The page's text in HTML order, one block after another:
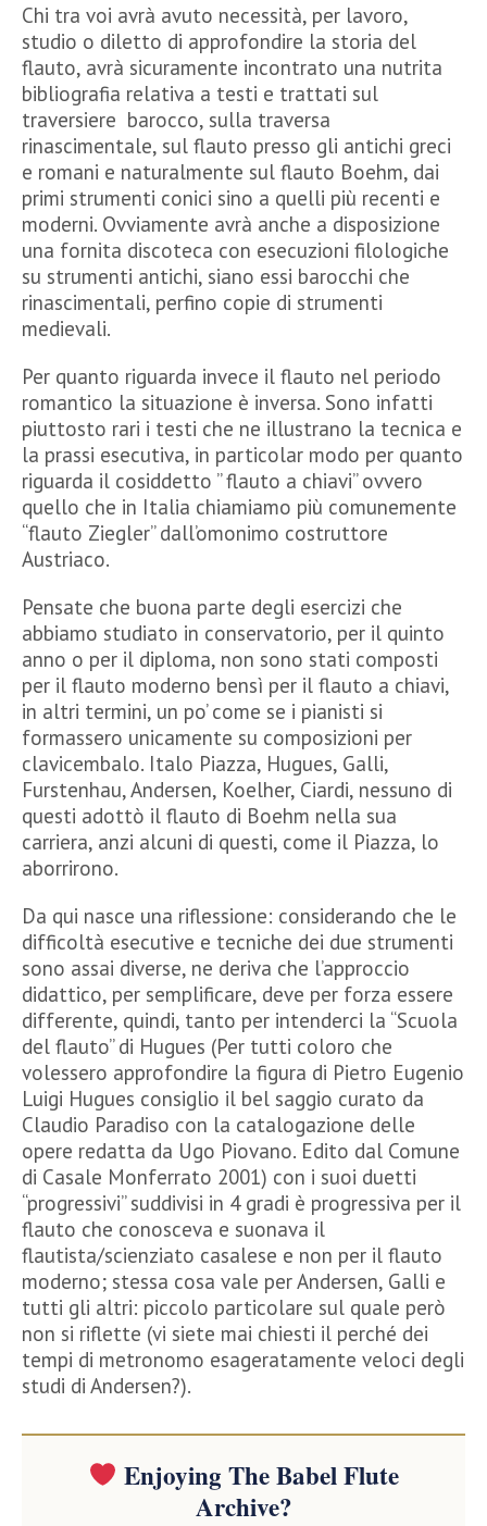
Chi tra voi avrà avuto necessità, per lavoro,
studio o diletto di approfondire la storia del
flauto, avrà sicuramente incontrato una nutrita
bibliografia relativa a testi e trattati sul
traversiere barocco, sulla traversa
rinascimentale, sul flauto presso gli antichi greci
e romani e naturalmente sul flauto Boehm, dai
primi strumenti conici sino a quelli più recenti e
moderni. Ovviamente avrà anche a disposizione
una fornita discoteca con esecuzioni filologiche
su strumenti antichi, siano essi barocchi che
rinascimentali, perfino copie di strumenti
medievali.
Per quanto riguarda invece il flauto nel periodo
romantico la situazione è inversa. Sono infatti
piuttosto rari i testi che ne illustrano la tecnica e
la prassi esecutiva, in particolar modo per quanto
riguarda il cosiddetto ” flauto a chiavi” ovvero
quello che in Italia chiamiamo più comunemente
“flauto Ziegler” dall’omonimo costruttore
Austriaco.
Pensate che buona parte degli esercizi che
abbiamo studiato in conservatorio, per il quinto
anno o per il diploma, non sono stati composti
per il flauto moderno bensì per il flauto a chiavi,
in altri termini, un po’ come se i pianisti si
formassero unicamente su composizioni per
clavicembalo. Italo Piazza, Hugues, Galli,
Furstenhau, Andersen, Koelher, Ciardi, nessuno di
questi adottò il flauto di Boehm nella sua
carriera, anzi alcuni di questi, come il Piazza, lo
aborrirono.
Da qui nasce una riflessione: considerando che le
difficoltà esecutive e tecniche dei due strumenti
sono assai diverse, ne deriva che l’approccio
didattico, per semplificare, deve per forza essere
differente, quindi, tanto per intenderci la “Scuola
del flauto” di Hugues (Per tutti coloro che
volessero approfondire la figura di Pietro Eugenio
Luigi Hugues consiglio il bel saggio curato da
Claudio Paradiso con la catalogazione delle
opere redatta da Ugo Piovano. Edito dal Comune
di Casale Monferrato 2001) con i suoi duetti
“progressivi” suddivisi in 4 gradi è progressiva per il
flauto che conosceva e suonava il
flautista/scienziato casalese e non per il flauto
moderno; stessa cosa vale per Andersen, Galli e
tutti gli altri: piccolo particolare sul quale però
non si riflette (vi siete mai chiesti il perché dei
tempi di metronomo esageratamente veloci degli
studi di Andersen?).
Enjoying The Babel Flute
Archive?